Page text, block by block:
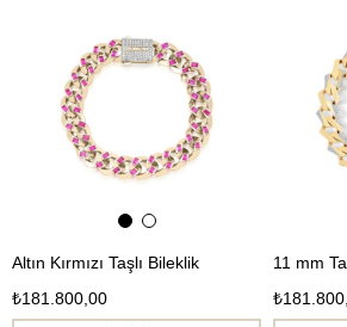
Altın Kırmızı Taşlı Bileklik
₺181.800,00
11 mm